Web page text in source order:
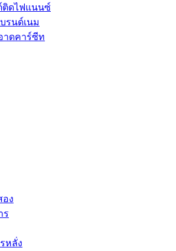
ติดไฟแนนซ์
รนด์เนม
าดคาร์ซีท
ง
ร
หลั่ง